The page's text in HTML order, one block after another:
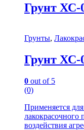
Грунт ХС-
Грунты,
Грунт ХС-
0 out of 5
(0)
Применяется
лакокрасочного
воздействия